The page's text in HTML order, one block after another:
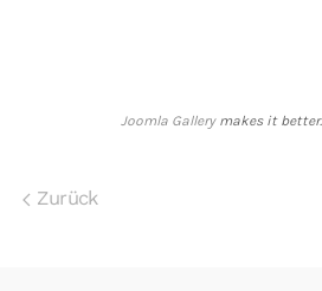
Joomla Gallerymakes it
Zurück